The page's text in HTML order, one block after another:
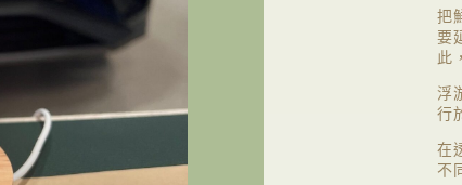
把
要
此
浮
行
在
不